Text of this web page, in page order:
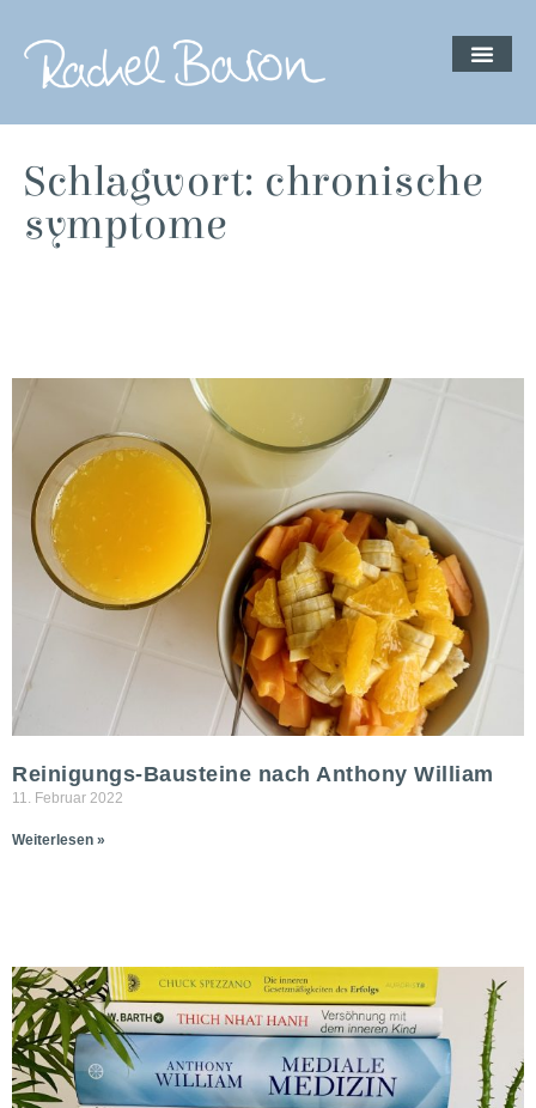
Schlagwort: chronische
symptome
Reinigungs-Bausteine nach Anthony William
11. Februar 2022
Weiterlesen »